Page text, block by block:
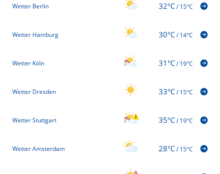
Wetter Berlin 32°C/15°C
Wetter Hamburg 30°C/14°C
Wetter Köln 31°C/19°C
Wetter Dresden 33°C/15°C
Wetter Stuttgart 35°C/19°C
Wetter Amsterdam 28°C/15°C